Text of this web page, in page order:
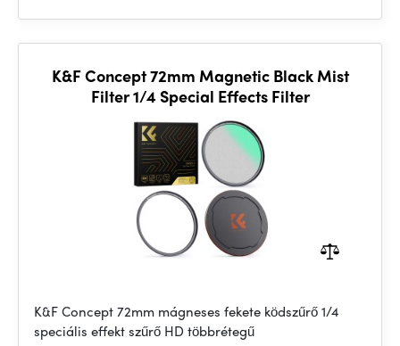
K&F Concept 72mm Magnetic Black Mist
Filter 1/4 Special Effects Filter
K&F Concept 72mm mágneses fekete ködszűrő 1/4
speciális effekt szűrő HD többrétegű